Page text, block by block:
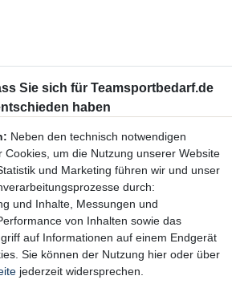
Neben den technisch notwendigen
Cookies, um die Nutzung unserer Website
und Marketing führen wir und unser
durch:
und Inhalte, Messungen und
von Inhalten sowie das
auf Informationen auf einem Endgerät
Sie können der Nutzung hier oder über
jederzeit widersprechen.